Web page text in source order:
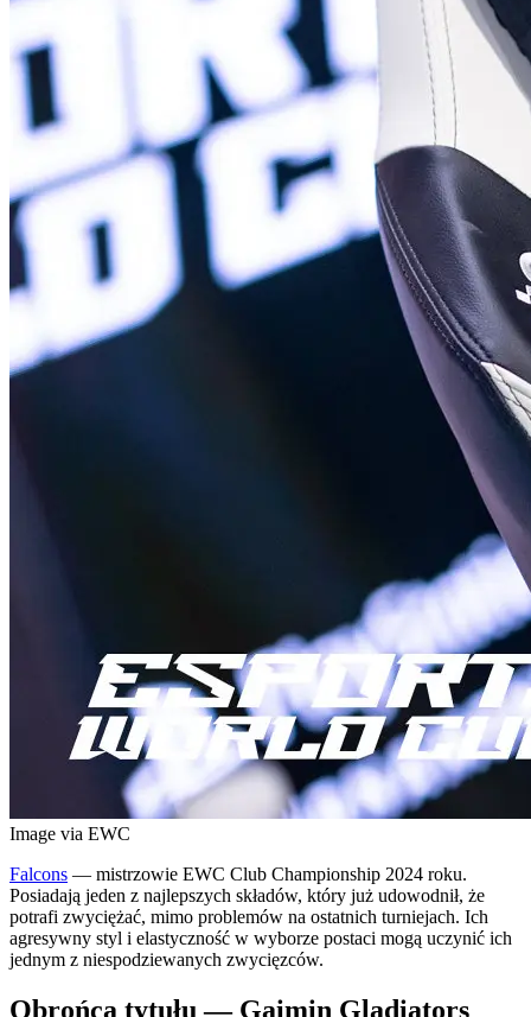
Image via EWC
Falcons — mistrzowie EWC Club Championship 2024 roku.
Posiadają jeden z najlepszych składów, który już udowodnił, że
potrafi zwyciężać, mimo problemów na ostatnich turniejach. Ich
agresywny styl i elastyczność w wyborze postaci mogą uczynić ich
jednym z niespodziewanych zwycięzców.
Obrońca tytułu — Gaimin Gladiators